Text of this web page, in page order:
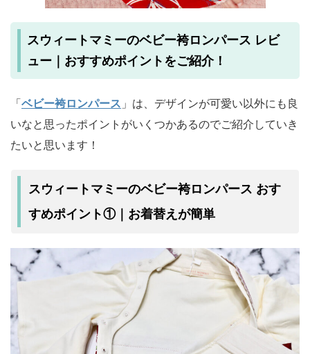
スウィートマミーのベビー袴ロンパース レビ
ュー｜おすすめポイントをご紹介！
「ベビー袴ロンパース 」は、デザインが可愛い以外にも良
いなと思ったポイントがいくつかあるのでご紹介していき
たいと思います！
スウィートマミーのベビー袴ロンパース おす
すめポイント①｜お着替えが簡単